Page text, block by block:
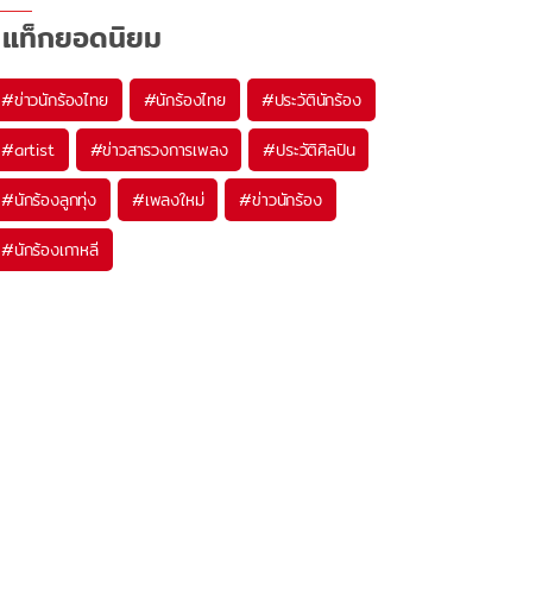
แท็กยอดนิยม
#ข่าวนักร้องไทย #นักร้องไทย #ประวัตินักร้อง
#artist #ข่าวสารวงการเพลง #ประวัติศิลปิน
#นักร้องลูกทุ่ง #เพลงใหม่ #ข่าวนักร้อง
#นักร้องเกาหลี